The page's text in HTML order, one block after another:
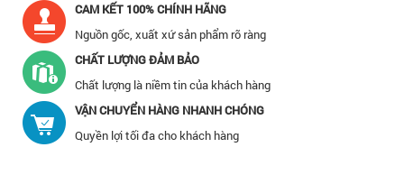
CAM KẾT 100% CHÍNH HÃNG
Nguồn gốc, xuất xứ sản phẩm rõ ràng
CHẤT LƯỢNG ĐẢM BẢO
Chất lượng là niềm tin của khách hàng
VẬN CHUYỂN HÀNG NHANH CHÓNG
Quyền lợi tối đa cho khách hàng